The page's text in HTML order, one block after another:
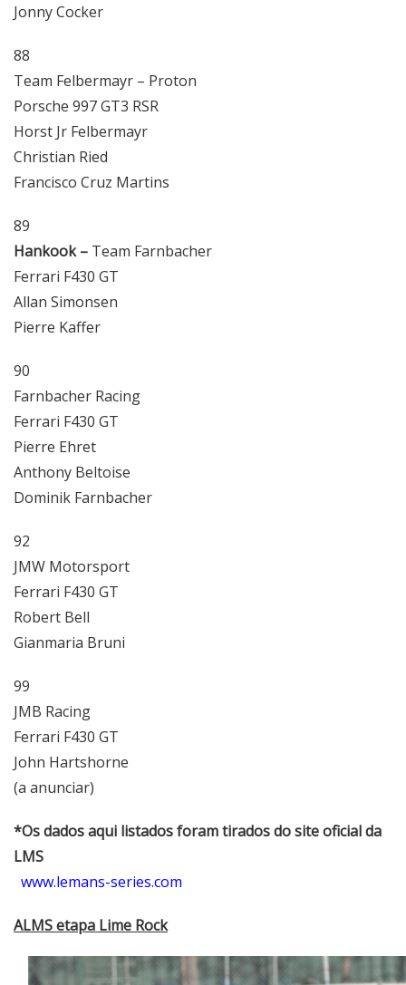
Jonny Cocker
88
Team Felbermayr – Proton
Porsche 997 GT3 RSR
Horst Jr Felbermayr
Christian Ried
Francisco Cruz Martins
89
Hankook – Team Farnbacher
Ferrari F430 GT
Allan Simonsen
Pierre Kaffer
90
Farnbacher Racing
Ferrari F430 GT
Pierre Ehret
Anthony Beltoise
Dominik Farnbacher
92
JMW Motorsport
Ferrari F430 GT
Robert Bell
Gianmaria Bruni
99
JMB Racing
Ferrari F430 GT
John Hartshorne
(a anunciar)
*Os dados aqui listados foram tirados do site oficial da
LMS
www.lemans-series.com
ALMS etapa Lime Rock